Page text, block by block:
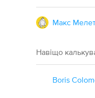
Макс
Навіщо
Boris